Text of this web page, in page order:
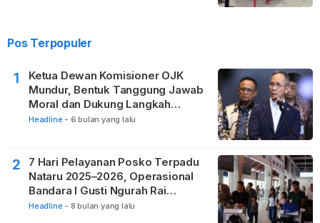
Pos Terpopuler
1
Ketua Dewan Komisioner OJK
Mundur, Bentuk Tanggung Jawab
Moral dan Dukung Langkah
Pemulihan
Headline - 6 bulan yang lalu
2
7 Hari Pelayanan Posko Terpadu
Nataru 2025–2026, Operasional
Bandara I Gusti Ngurah Rai
Berjalan Lancar
Headline - 8 bulan yang lalu